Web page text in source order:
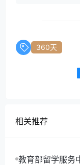
360天
相关推荐
教育部留学服务